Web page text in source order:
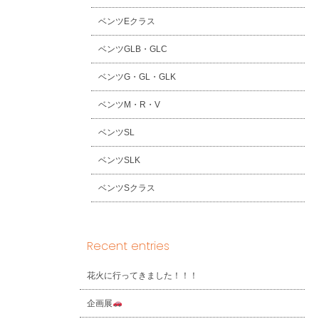
ベンツEクラス
ベンツGLB・GLC
ベンツG・GL・GLK
ベンツM・R・V
ベンツSL
ベンツSLK
ベンツSクラス
Recent entries
花火に行ってきました！！！
企画展